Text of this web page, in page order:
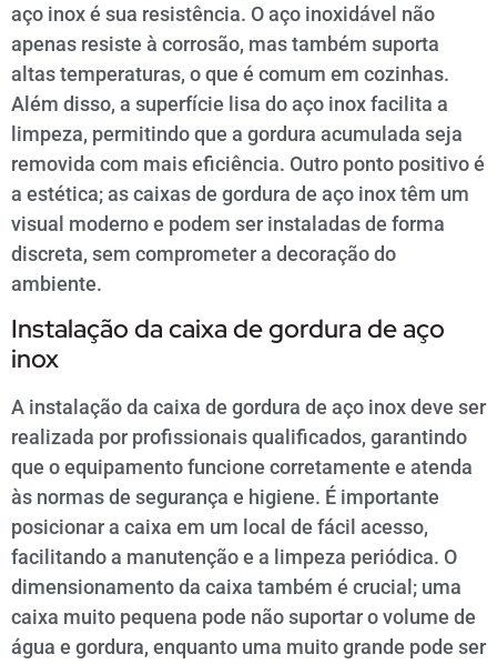
aço inox é sua resistência. O aço inoxidável não
apenas resiste à corrosão, mas também suporta
altas temperaturas, o que é comum em cozinhas.
Além disso, a superfície lisa do aço inox facilita a
limpeza, permitindo que a gordura acumulada seja
removida com mais eficiência. Outro ponto positivo é
a estética; as caixas de gordura de aço inox têm um
visual moderno e podem ser instaladas de forma
discreta, sem comprometer a decoração do
ambiente.
Instalação da caixa de gordura de aço
inox
A instalação da caixa de gordura de aço inox deve ser
realizada por profissionais qualificados, garantindo
que o equipamento funcione corretamente e atenda
às normas de segurança e higiene. É importante
posicionar a caixa em um local de fácil acesso,
facilitando a manutenção e a limpeza periódica. O
dimensionamento da caixa também é crucial; uma
caixa muito pequena pode não suportar o volume de
água e gordura, enquanto uma muito grande pode ser